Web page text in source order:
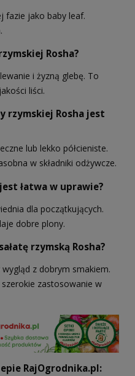
fazie jako baby leaf.
Rosha?
i żyzną glebę. To
liści.
rzymskiej Rosha jest
lub lekko półcieniste.
w składniki odżywcze.
łatwa w uprawie?
dla początkujących.
dobre plony.
rzymską Rosha?
z dobrym smakiem.
zastosowanie w
RajOgrodnika.pl: